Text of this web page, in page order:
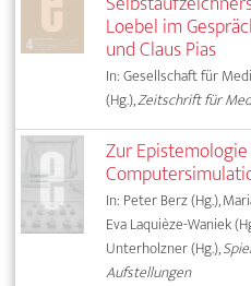
Loebel im
und Claus Pias
In: Gesellschaft für
(Hg.),Zeitschrift für
Zur
In: Peter Berz (Hg.),
Eva Laquièze-Waniek
Unterholzner (Hg.),
Aufstellungen